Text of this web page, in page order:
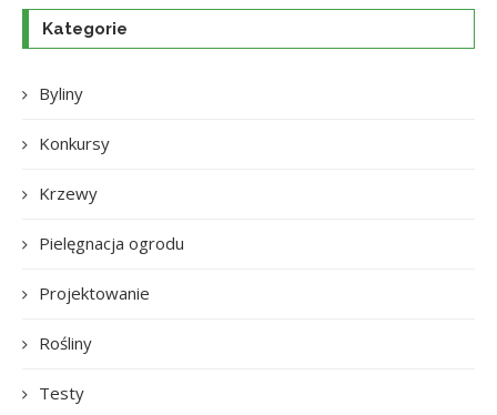
Kategorie
Byliny
Konkursy
Krzewy
Pielęgnacja ogrodu
Projektowanie
Rośliny
Testy